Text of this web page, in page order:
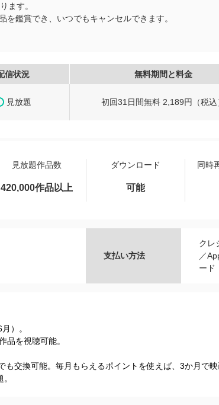
ます。
鑑賞でき、いつでもキャンセルできます。
信状況 無料期間と料金
見放題 初回31日間無料 2,189円（税込
見放題作品数 ダウンロード 同時
420,000作品以上 可能
支払い方法
クレ
／
ード
）。
品を視聴可能。
交換可能。毎月もらえるポイントを使えば、3か月で映